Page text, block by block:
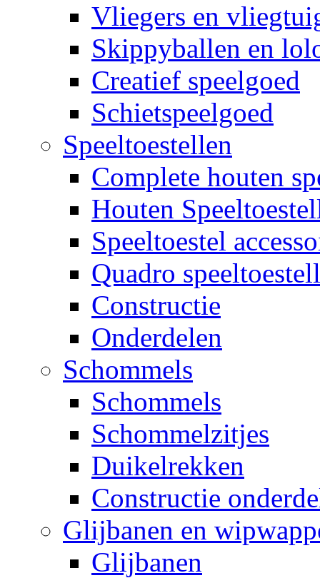
Vliegers en
Skippyballen en
Creatief speelgoed
Schietspeelgoed
Speeltoestellen
Complete houten
Houten
Speeltoestel
Quadro
Constructie
Onderdelen
Schommels
Schommels
Schommelzitjes
Duikelrekken
Constructie
Glijbanen en
Glijbanen